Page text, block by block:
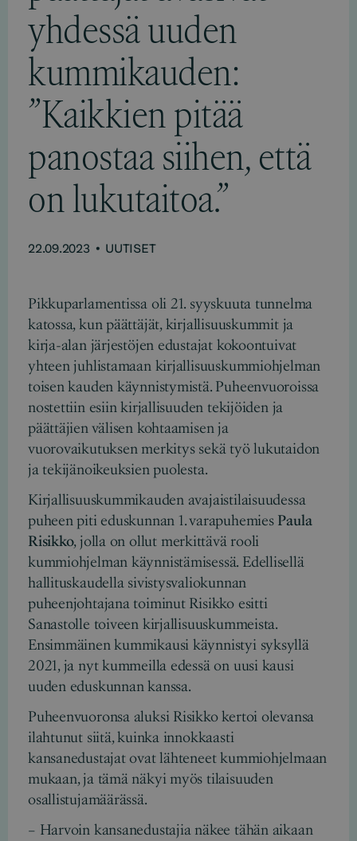
yhdessä uuden
kummikauden:
”Kaikkien pitää
panostaa siihen, että
on lukutaitoa.”
22.09.2023 • UUTISET
Pikkuparlamentissa oli 21. syyskuuta tunnelma
katossa, kun päättäjät, kirjallisuuskummit ja
kirja-alan järjestöjen edustajat kokoontuivat
yhteen juhlistamaan kirjallisuuskummiohjelman
toisen kauden käynnistymistä. Puheenvuoroissa
nostettiin esiin kirjallisuuden tekijöiden ja
päättäjien välisen kohtaamisen ja
vuorovaikutuksen merkitys sekä työ lukutaidon
ja tekijänoikeuksien puolesta.
Kirjallisuuskummikauden avajaistilaisuudessa
puheen piti eduskunnan 1. varapuhemies Paula
Risikko, jolla on ollut merkittävä rooli
kummiohjelman käynnistämisessä. Edellisellä
hallituskaudella sivistysvaliokunnan
puheenjohtajana toiminut Risikko esitti
Sanastolle toiveen kirjallisuuskummeista.
Ensimmäinen kummikausi käynnistyi syksyllä
2021, ja nyt kummeilla edessä on uusi kausi
uuden eduskunnan kanssa.
Puheenvuoronsa aluksi Risikko kertoi olevansa
ilahtunut siitä, kuinka innokkaasti
kansanedustajat ovat lähteneet kummiohjelmaan
mukaan, ja tämä näkyi myös tilaisuuden
osallistujamäärässä.
– Harvoin kansanedustajia näkee tähän aikaan